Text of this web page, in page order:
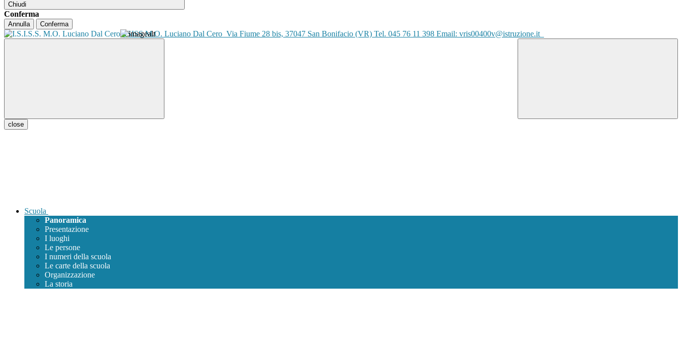
Chiudi
Conferma
Annulla Conferma
ISISS M.O. Luciano Dal Cero Via Fiume 28 bis, 37047 San Bonifacio (VR) Tel. 045 76 11 398 Email: vris00400v@istruzione.it
close
Scuola
Panoramica
Presentazione
I luoghi
Le persone
I numeri della scuola
Le carte della scuola
Organizzazione
La storia